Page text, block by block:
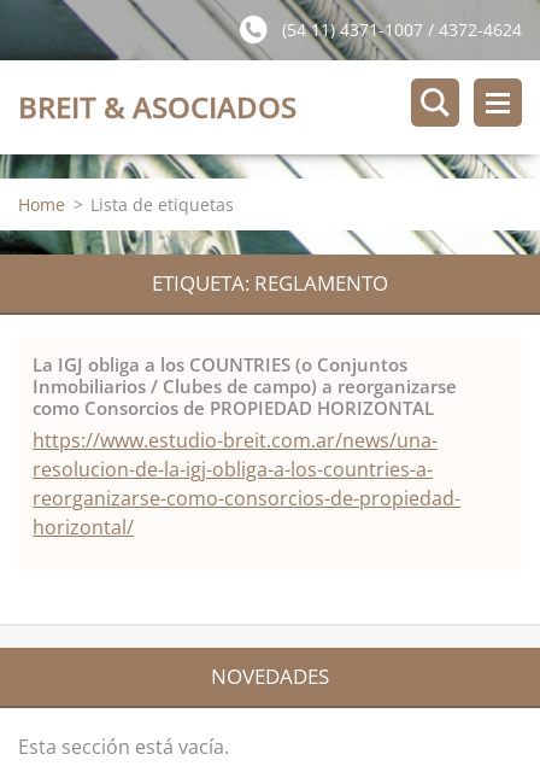
(54 11) 4371-1007 / 4372-4624
BREIT & ASOCIADOS
Home > Lista de etiquetas
ETIQUETA: REGLAMENTO
La IGJ obliga a los COUNTRIES (o Conjuntos
Inmobiliarios / Clubes de campo) a reorganizarse
como Consorcios de PROPIEDAD HORIZONTAL
https://www.estudio-breit.com.ar/news/una-
resolucion-de-la-igj-obliga-a-los-countries-a-
reorganizarse-como-consorcios-de-propiedad-
horizontal/
NOVEDADES
Esta sección está vacía.